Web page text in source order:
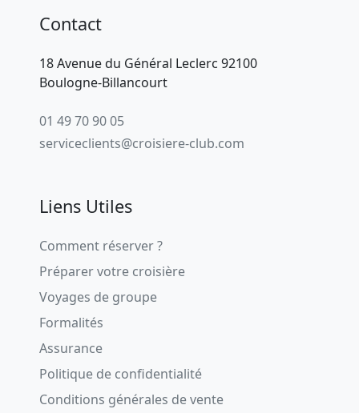
Contact
18 Avenue du Général Leclerc 92100
Boulogne-Billancourt
01 49 70 90 05
serviceclients@croisiere-club.com
Liens Utiles
Comment réserver ?
Préparer votre croisière
Voyages de groupe
Formalités
Assurance
Politique de confidentialité
Conditions générales de vente